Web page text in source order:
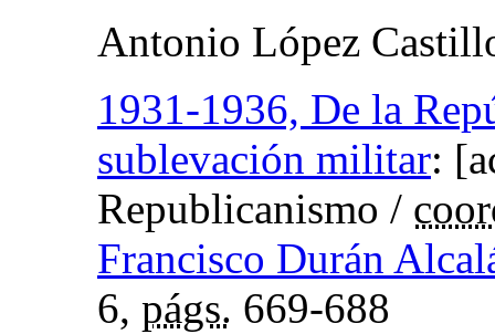
Antonio López
1931-1936, De la
sublevación militar:
Republicanismo /
Francisco Durán
6, págs. 669-688